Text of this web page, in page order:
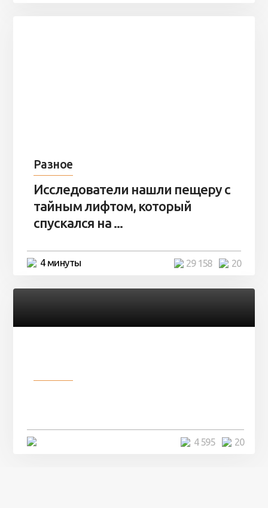
Разное
Исследователи нашли пещеру с
тайным лифтом, который
спускался на ...
4 минуты 20
29 158
20
4 595